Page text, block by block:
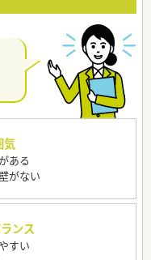
気
ある
がない
ンス
すい